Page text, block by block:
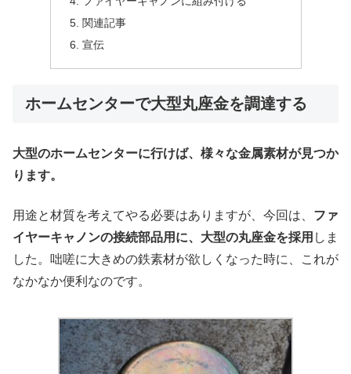
関連記事
宣伝
ホームセンターで大型丸座金を調達する
大型のホームセンターに行けば、様々な金属素材が見つか
ります。
用途と材質を考えてやる必要はありますが、今回は、 ファ
イヤーキャノンの接続部品用に、大型の丸座金を採用 しま
した。咄嗟に大きめの鉄素材が欲しくなった時に、これが
なかなか便利なのです。